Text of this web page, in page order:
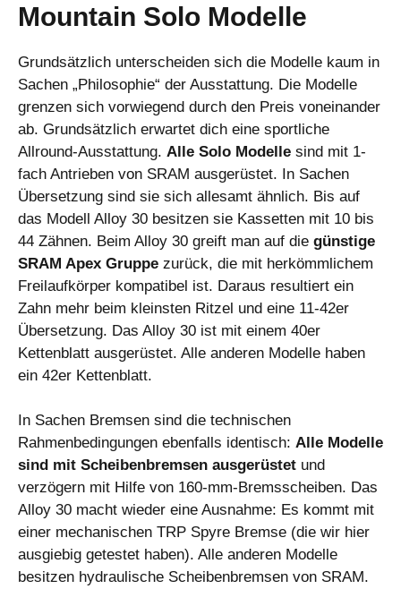
Mountain Solo Modelle
Grundsätzlich unterscheiden sich die Modelle kaum in
Sachen „Philosophie“ der Ausstattung. Die Modelle
grenzen sich vorwiegend durch den Preis voneinander
ab. Grundsätzlich erwartet dich eine sportliche
Allround-Ausstattung. Alle Solo Modelle sind mit 1-
fach Antrieben von SRAM ausgerüstet. In Sachen
Übersetzung sind sie sich allesamt ähnlich. Bis auf
das Modell Alloy 30 besitzen sie Kassetten mit 10 bis
44 Zähnen. Beim Alloy 30 greift man auf die günstige
SRAM Apex Gruppe zurück, die mit herkömmlichem
Freilaufkörper kompatibel ist. Daraus resultiert ein
Zahn mehr beim kleinsten Ritzel und eine 11-42er
Übersetzung. Das Alloy 30 ist mit einem 40er
Kettenblatt ausgerüstet. Alle anderen Modelle haben
ein 42er Kettenblatt.
In Sachen Bremsen sind die technischen
Rahmenbedingungen ebenfalls identisch: Alle Modelle
sind mit Scheibenbremsen ausgerüstet und
verzögern mit Hilfe von 160-mm-Bremsscheiben. Das
Alloy 30 macht wieder eine Ausnahme: Es kommt mit
einer mechanischen TRP Spyre Bremse (die wir hier
ausgiebig getestet haben). Alle anderen Modelle
besitzen hydraulische Scheibenbremsen von SRAM.